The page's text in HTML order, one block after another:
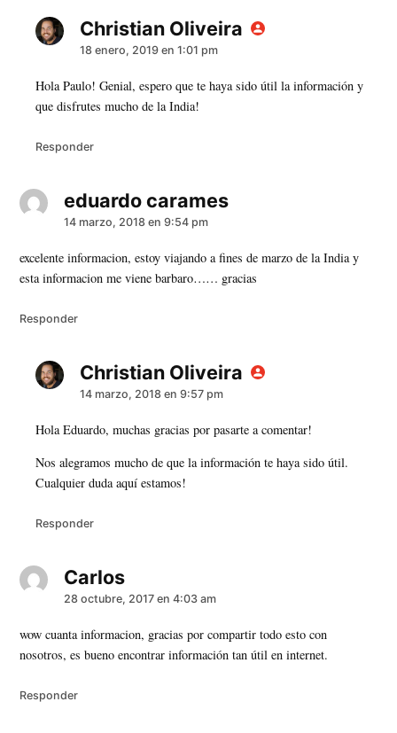
Christian Oliveira dice:
18 enero, 2019 en 1:01 pm
Hola Paulo! Genial, espero que te haya sido útil la información y
que disfrutes mucho de la India!
Responder
eduardo caramesdice:
14 marzo, 2018 en 9:54 pm
excelente informacion, estoy viajando a fines de marzo de la India y
esta informacion me viene barbaro…… gracias
Responder
Christian Oliveira dice:
14 marzo, 2018 en 9:57 pm
Hola Eduardo, muchas gracias por pasarte a comentar!
Nos alegramos mucho de que la información te haya sido útil.
Cualquier duda aquí estamos!
Responder
Carlosdice:
28 octubre, 2017 en 4:03 am
wow cuanta informacion, gracias por compartir todo esto con
nosotros, es bueno encontrar información tan útil en internet.
Responder